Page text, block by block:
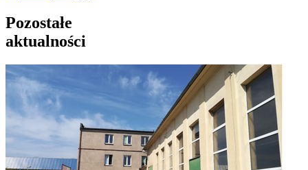
Pozostałe
aktualności